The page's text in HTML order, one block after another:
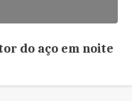
do aço em noite